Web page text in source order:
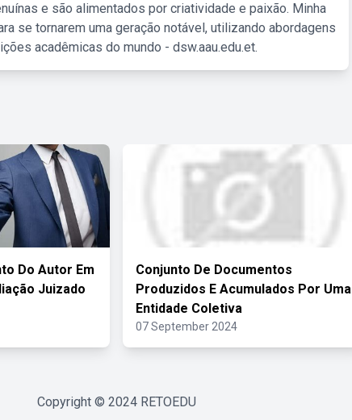
e são alimentados por criatividade e paixão. Minha
se tornarem uma geração notável, utilizando abordagens
acadêmicas do mundo - dsw.aau.edu.et.
Do Autor Em
Juizado
Conjunto De Documentos
Produzidos E Acumulados Por Uma
Entidade Coletiva
07 September 2024
Copyright © 2024 RETOEDU